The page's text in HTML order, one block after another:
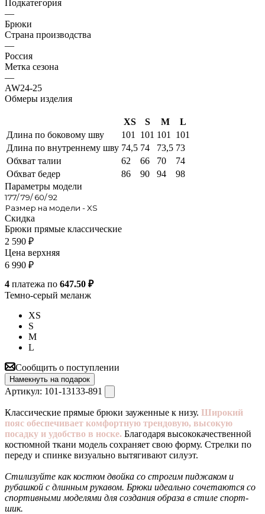
Подкатегория
—
Брюки
Страна производства
—
Россия
Метка сезона
—
AW24-25
Обмеры изделия
XS S M
L
Длина по боковому шву
101 101 101
101
Длина по внутреннему шву 74,5 74 73,5 73
Обхват талии
62 66 70
74
Обхват бедер
86 90 94
98
Параметры модели
177/ 79/ 60/ 92
Размер на модели - XS
Скидка
Брюки прямые классические
2 590 ₽
Цена верхняя
6 990 ₽
4 платежа по 647.50 ₽
Темно-серый меланж
XS
S
M
L
Сообщить о поступлении
Намекнуть на подарок
Артикул: 101-13133-891
Классические прямые брюки зауженные к низу. Широкий
пояс обеспечивает комфортную трендовую, высокую
посадку и удобство в носке. Благодаря высококачественной
костюмной ткани модель сохраняет свою форму. Стрелки по
переду и спинке визуально вытягивают силуэт.
Стилизуйте как костюм двойка со строгим пиджаком и
рубашкой с длинным рукавом. Брюки идеально сочетаются со
спортивными моделями для создания образа в стиле спорт-
шик.